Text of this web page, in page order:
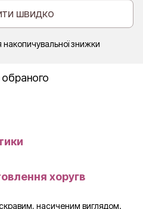
швидко
знижки
хоругв
насиченим виглядом.